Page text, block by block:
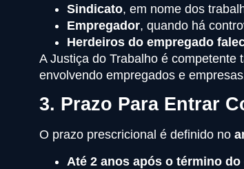
Sindicato, em nome dos
Empregador, quando há
Herdeiros do empregado
A Justiça do Trabalho é competente
envolvendo empregados e
3. Prazo Para Entrar
O prazo prescricional é definido no
Até 2 anos após o término